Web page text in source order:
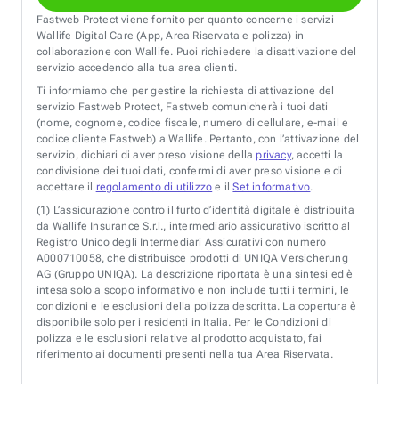
Fastweb Protect viene fornito per quanto concerne i servizi
Wallife Digital Care (App, Area Riservata e polizza) in
collaborazione con Wallife. Puoi richiedere la disattivazione del
servizio accedendo alla tua area clienti.
Ti informiamo che per gestire la richiesta di attivazione del
servizio Fastweb Protect, Fastweb comunicherà i tuoi dati
(nome, cognome, codice fiscale, numero di cellulare, e-mail e
codice cliente Fastweb) a Wallife. Pertanto, con l’attivazione del
servizio, dichiari di aver preso visione della privacy, accetti la
condivisione dei tuoi dati, confermi di aver preso visione e di
accettare il regolamento di utilizzo e ilSet informativo.
(1) L’assicurazione contro il furto d’identità digitale è distribuita
da Wallife Insurance S.r.l., intermediario assicurativo iscritto al
Registro Unico degli Intermediari Assicurativi con numero
A000710058, che distribuisce prodotti di UNIQA Versicherung
AG (Gruppo UNIQA). La descrizione riportata è una sintesi ed è
intesa solo a scopo informativo e non include tutti i termini, le
condizioni e le esclusioni della polizza descritta. La copertura è
disponibile solo per i residenti in Italia. Per le Condizioni di
polizza e le esclusioni relative al prodotto acquistato, fai
riferimento ai documenti presenti nella tua Area Riservata.